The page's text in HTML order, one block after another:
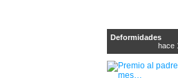
Deformidades
hace